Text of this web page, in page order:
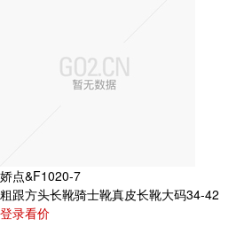
娇点&F1020-7
粗跟方头长靴骑士靴真皮长靴大码34-42
登录看价